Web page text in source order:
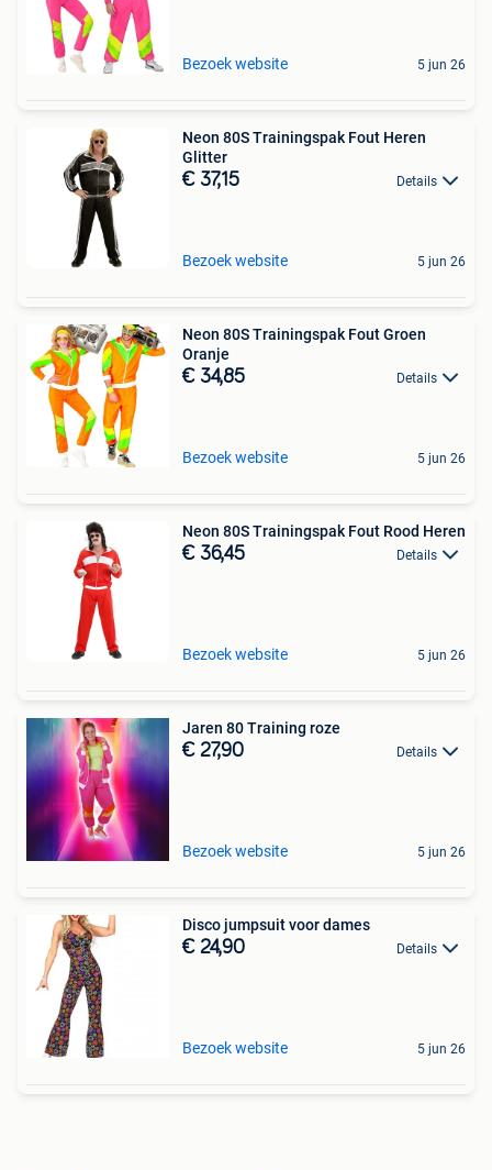
Bezoek website 5 jun 26
Neon 80S Trainingspak Fout Heren
Glitter
€ 37,15 Details
Bezoek website 5 jun 26
Neon 80S Trainingspak Fout Groen
Oranje
€ 34,85 Details
Bezoek website 5 jun 26
Neon 80S Trainingspak Fout Rood Heren
€ 36,45 Details
Bezoek website 5 jun 26
Jaren 80 Training roze
€ 27,90 Details
Bezoek website 5 jun 26
Disco jumpsuit voor dames
€ 24,90 Details
Bezoek website 5 jun 26